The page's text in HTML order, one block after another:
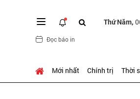
Thứ Năm,
Đọc báo in
Mới nhất Chính trị Thời